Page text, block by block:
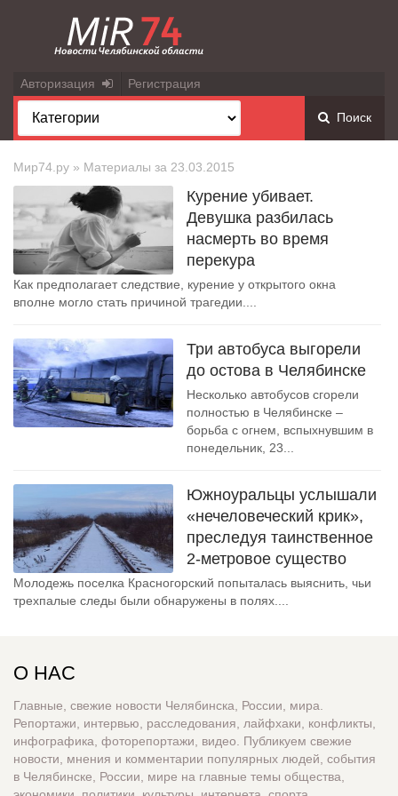
Авторизация Регистрация
Поиск
Мир74.ру » Материалы за 23.03.2015
Курение убивает.
Девушка разбилась
насмерть во время
перекура
Как предполагает следствие, курение у открытого окна
вполне могло стать причиной трагедии....
Три автобуса выгорели
до остова в Челябинске
Несколько автобусов сгорели
полностью в Челябинске –
борьба с огнем, вспыхнувшим в
понедельник, 23...
Южноуральцы услышали
«нечеловеческий крик»,
преследуя таинственное
2-метровое существо
Молодежь поселка Красногорский попыталась выяснить, чьи
трехпалые следы были обнаружены в полях....
О НАС
Главные, свежие новости Челябинска, России, мира.
Репортажи, интервью, расследования, лайфхаки, конфликты,
инфографика, фоторепортажи, видео. Публикуем свежие
новости, мнения и комментарии популярных людей, события
в Челябинске, России, мире на главные темы общества,